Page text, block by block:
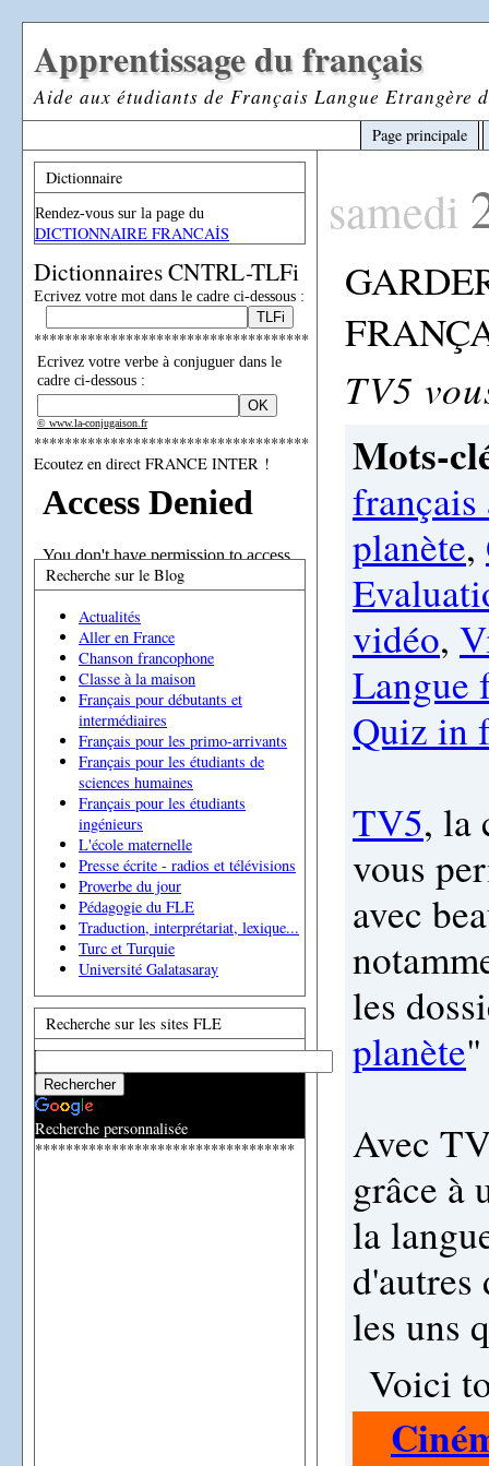
Apprentissage du français
Aide aux étudiants de Français Langue Etrangère
Page principale
Dictionnaire
Rendez-vous sur la page du
DICTIONNAIRE FRANCAİS
Dictionnaires CNTRL-TLFi
Ecrivez votre mot dans le cadre ci-dessous :
************************************
Ecrivez votre verbe à conjuguer dans le
cadre ci-dessous :
© www.la-conjugaison.fr
************************************
Ecoutez en direct FRANCE INTER !
Recherche sur le Blog
Actualités
Aller en France
Chanson francophone
Classe à la maison
Français pour débutants et
intermédiaires
Français pour les primo-arrivants
Français pour les étudiants de
sciences humaines
Français pour les étudiants
ingénieurs
L'école maternelle
Presse écrite - radios et télévisions
Proverbe du jour
Pédagogie du FLE
Traduction, interprétariat, lexique...
Turc et Turquie
Université Galatasaray
Recherche sur les sites FLE
Recherche personnalisée
**********************************
samedi
TV5
Mots-
planète,
vidéo,
Langue
Quiz in
TV5, la
vous
avec
les
planète"
Avec
grâce à
la
d'autres
les uns
Voici